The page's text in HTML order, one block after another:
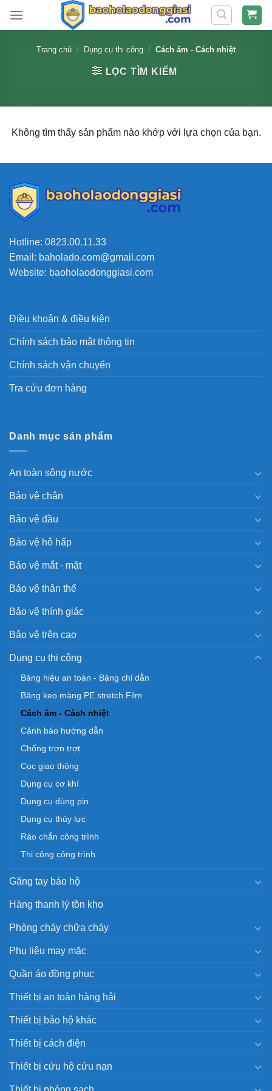
Trang chủ / Dụng cụ thi công / Cách âm - Cách nhiệt
LỌC TÌM KIẾM
Không tìm thấy sản phẩm nào khớp với lựa chọn của bạn.
Hotline: 0823.00.11.33
Email: baholado.com@gmail.com
Website: baoholaodonggiasi.com
Điều khoản & điều kiện
Chính sách bảo mật thông tin
Chính sách vận chuyển
Tra cứu đơn hàng
Danh mục sản phẩm
An toàn sông nước
Bảo vệ chân
Bảo vệ đầu
Bảo vệ hô hấp
Bảo vệ mắt - mặt
Bảo vệ thân thể
Bảo vệ thính giác
Bảo vệ trên cao
Dụng cụ thi công
Bảng hiệu an toàn - Bảng chỉ dẫn
Băng keo màng PE stretch Film
Cách âm - Cách nhiệt
Cảnh báo hướng dẫn
Chống trơn trợt
Cọc giao thông
Dụng cụ cơ khí
Dụng cụ dùng pin
Dụng cụ thủy lực
Rào chắn công trình
Thi công công trình
Găng tay bảo hộ
Hàng thanh lý tồn kho
Phòng cháy chữa cháy
Phụ liệu may mặc
Quần áo đồng phục
Thiết bị an toàn hàng hải
Thiết bị bảo hộ khác
Thiết bị cách điện
Thiết bị cứu hộ cứu nạn